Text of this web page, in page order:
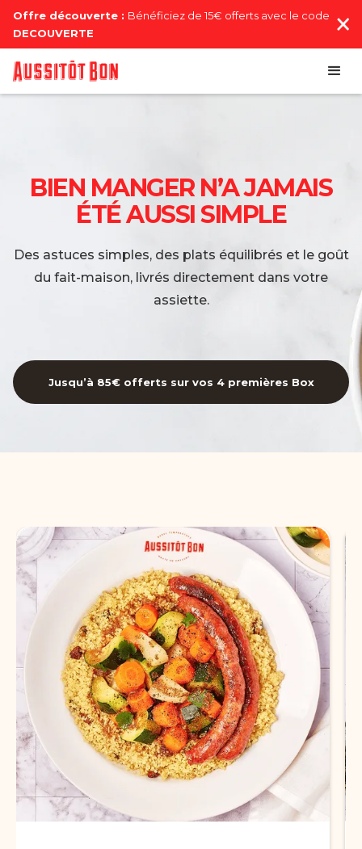
Offre découverte : Bénéficiez de 15€ offerts avec le code
DECOUVERTE
BIEN MANGER N’A JAMAIS
ÉTÉ AUSSI SIMPLE
Des astuces simples, des plats équilibrés et le goût
du fait-maison, livrés directement dans votre
assiette.
Jusqu’à 85€ offerts sur vos 4 premières Box